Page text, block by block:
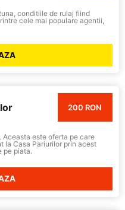
conditiile de rulaj fiind
cele mai populare agentii,
200 RON
Aceasta este oferta pe care
la Casa Pariurilor prin acest
pe piata.